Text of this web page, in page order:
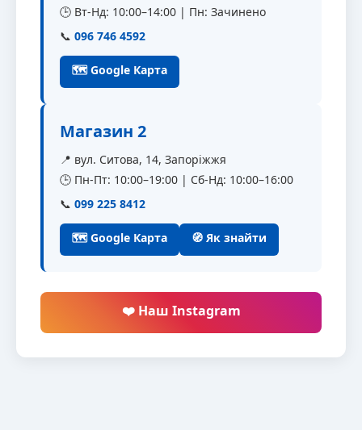
🕒 Вт-Нд: 10:00–14:00 | Пн: Зачинено
📞 096 746 4592
🗺 Google Карта
Магазин 2
📍 вул. Ситова, 14, Запоріжжя
🕒 Пн-Пт: 10:00–19:00 | Сб-Нд: 10:00–16:00
📞 099 225 8412
🗺 Google Карта 🧭 Як знайти
❤️ Наш Instagram